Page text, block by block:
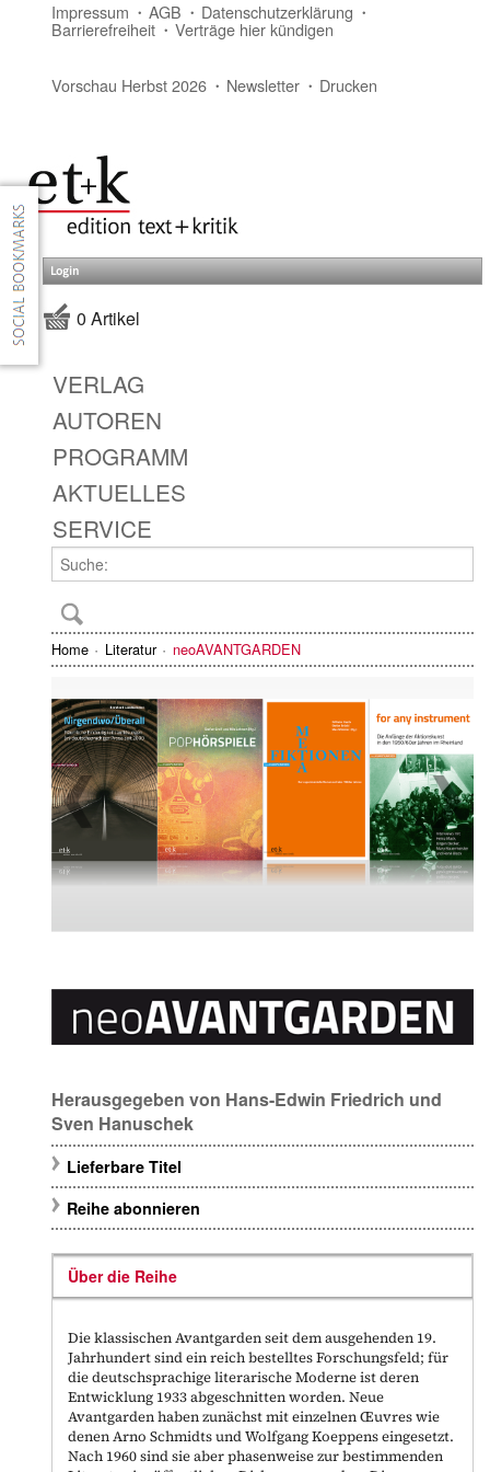
Impressum AGB Datenschutzerklärung
Barrierefreiheit Verträge hier kündigen
Vorschau Herbst 2026 Newsletter Drucken
Login
0 Artikel
VERLAG
AUTOREN
PROGRAMM
AKTUELLES
SERVICE
Home Literatur neoAVANTGARDEN
Herausgegeben von Hans-Edwin Friedrich und
Sven Hanuschek
Lieferbare Titel
Reihe abonnieren
Über die Reihe
Die klassischen Avantgarden seit dem ausgehenden 19.
Jahrhundert sind ein reich bestelltes Forschungsfeld; für
die deutschsprachige literarische Moderne ist deren
Entwicklung 1933 abgeschnitten worden. Neue
Avantgarden haben zunächst mit einzelnen Œuvres wie
denen Arno Schmidts und Wolfgang Koeppens eingesetzt.
Nach 1960 sind sie aber phasenweise zur bestimmenden